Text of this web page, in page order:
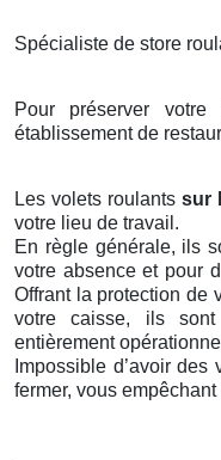
Spécialiste de store
Pour préserver
établissement de
Les volets roulants sur
votre lieu de travail.
En règle générale, ils
votre absence et pour
Offrant la protection de
votre caisse, ils sont
entièrement
Impossible d’avoir
fermer, vous